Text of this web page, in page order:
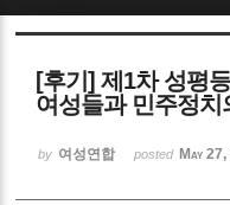
[후기] 제1차 성평
여성들과 민주정치
by 여성연합 posted May